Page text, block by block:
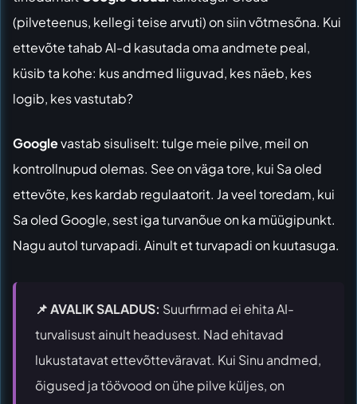
(pilveteenus, kellegi teise arvuti) on siin võtmesõna. Kui
ettevõte tahab AI-d kasutada oma andmete peal,
küsib ta kohe: kus andmed liiguvad, kes näeb, kes
logib, kes vastutab?
Googlevastab sisuliselt: tulge meie pilve, meil on
kontrollnupud olemas. See on väga tore, kui Sa oled
ettevõte, kes kardab regulaatorit. Ja veel toredam, kui
Sa oled Google, sest iga turvanõue on ka müügipunkt.
Nagu autol turvapadi. Ainult et turvapadi on kuutasuga.
📌 AVALIK SALADUS: Suurfirmad ei ehita AI-
turvalisust ainult headusest. Nad ehitavad
lukustatavat ettevõtteväravat. Kui Sinu andmed,
õigused ja töövood on ühe pilve küljes, on